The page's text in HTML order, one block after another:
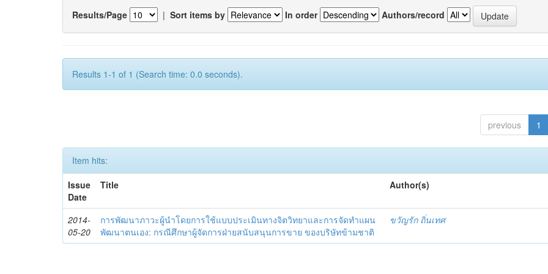
Results/Page | Sort items by In order Authors/record
Results 1-1 of 1 (Search time: 0.0 seconds).
previous 1
Item hits:
Issue
Date
Title Author(s)
2014-
05-20
การพัฒนาภาวะผู้นำโดยการใช้แบบประเมินทางจิตวิทยาและการจัดทำแผน
พัฒนาตนเอง: กรณีศึกษาผู้จัดการฝ่ายสนับสนุนการขาย ของบริษัทข้ามชาติ
ขวัญรัก ถิ่นเทศ